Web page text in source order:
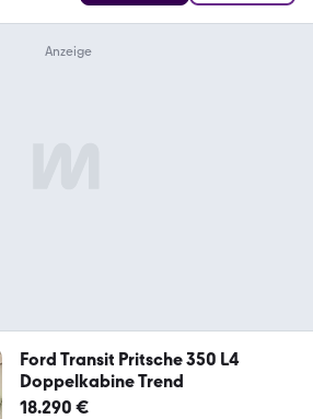
Ford Transit Pritsche 350 L4
Doppelkabine Trend
18.290 €